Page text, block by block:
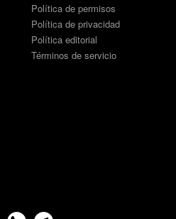
Política de permisos
Política de privacidad
Política editorial
Términos de servicio